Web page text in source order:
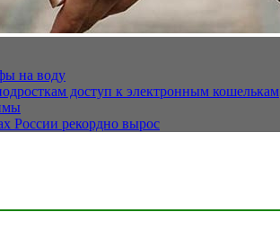
на воду
доступ к электронным кошелькам
России рекордно вырос